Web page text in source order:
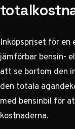
Inköpspriset för en
jämförbar bensin-
att se bortom den
den totala
med bensinbil för
kostnaderna.